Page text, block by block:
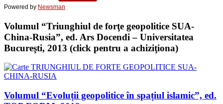
Powered by Newsman
Volumul “Triunghiul de forţe geopolitice SUA-
China-Rusia”, ed. Ars Docendi – Universitatea
Bucureşti, 2013 (click pentru a achiziţiona)
Volumul “Evoluții geopolitice în spațiul islamic”, ed.